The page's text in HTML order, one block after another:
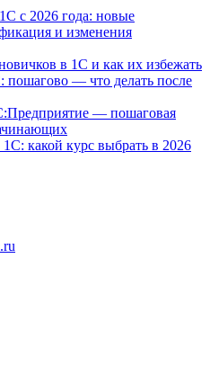
с 2026 года: новые
и изменения
в 1С и как их избежать
пошагово — что делать после
— пошаговая
какой курс выбрать в 2026